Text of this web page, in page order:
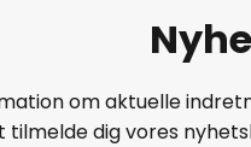
om aktuelle
tilmelde dig vores